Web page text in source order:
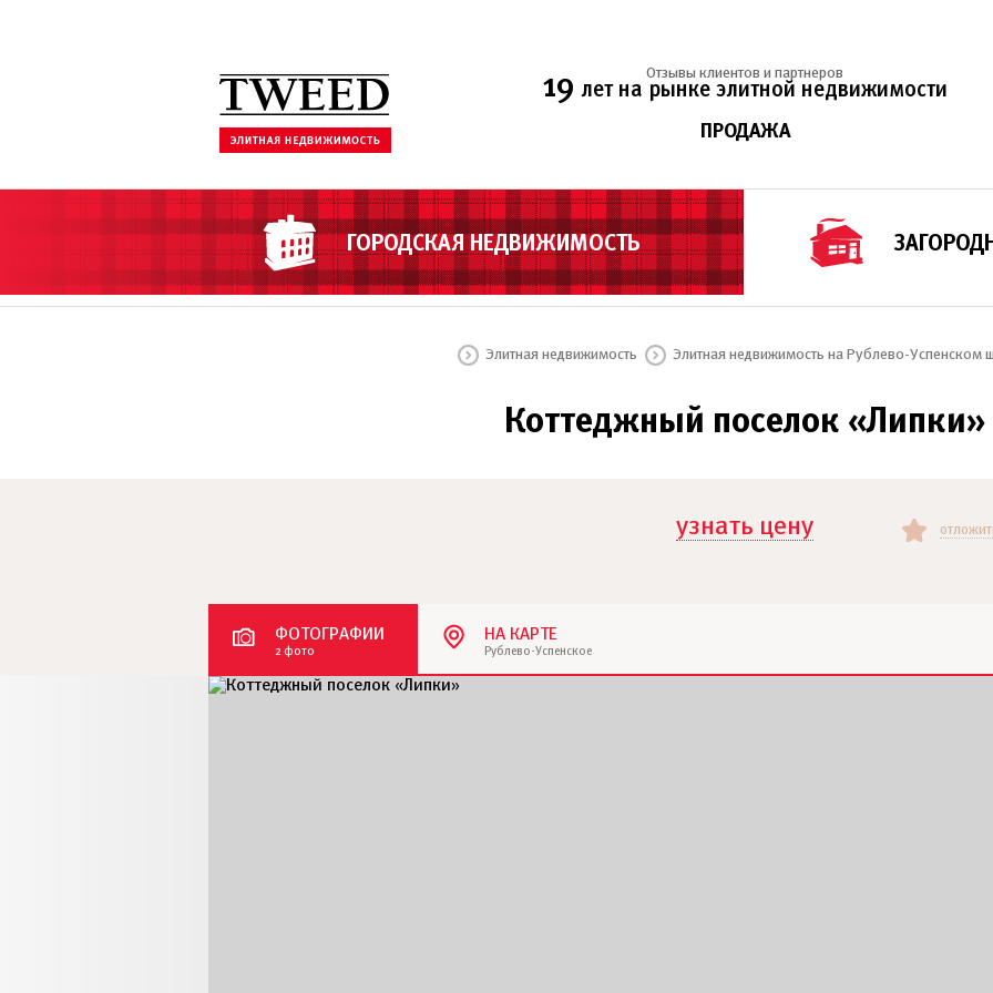
19 лет на рынке элитной недвижимости
Отзывы клиентов и партнеров
ПРОДАЖА
ГОРОДСКАЯ НЕДВИЖИМОСТЬ
Элитная недвижимость Элитная недвижимость на Рублево-Успенском
Коттеджный поселок «Липки»
узнать цену
ФОТОГРАФИИ
2 фото
НА КАРТЕ
Рублево-Успенское